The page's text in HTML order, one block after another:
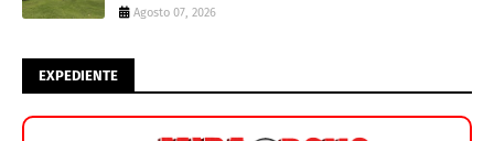
Agosto 07, 2026
EXPEDIENTE